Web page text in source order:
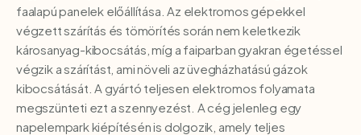
faalapú panelek előállítása. Az elektromos gépekkel
végzett szárítás és tömörítés során nem keletkezik
károsanyag-kibocsátás, míg a faiparban gyakran égetéssel
végzik a szárítást, ami növeli az üvegházhatású gázok
kibocsátását. A gyártó teljesen elektromos folyamata
megszünteti ezt a szennyezést. A cég jelenleg egy
napelempark kiépítésén is dolgozik, amely teljes